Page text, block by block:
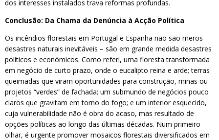
dos interesses instalados trava reformas profundas.
Conclusão: Da Chama da Denúncia à Acção Política
Os incêndios florestais em Portugal e Espanha não são meros
desastres naturais inevitáveis – são em grande medida desastres
políticos e económicos. Como referi, uma floresta transformada
em negócio de curto prazo, onde o eucalipto reina e arde; terras
queimadas que viram oportunidades para construção, minas ou
projetos “verdes” de fachada; um submundo de negócios pouco
claros que gravitam em torno do fogo; e um interior esquecido,
cuja vulnerabilidade não é obra do acaso, mas resultado de
opções políticas ao longo das últimas décadas. Num primeiro
olhar, é urgente promover mosaicos florestais diversificados em